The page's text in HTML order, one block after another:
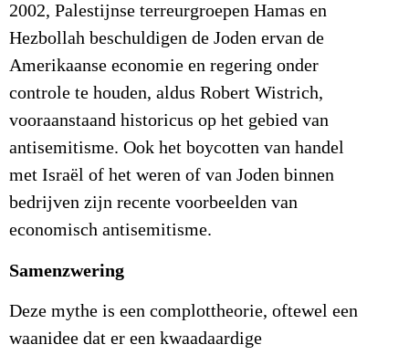
2002, Palestijnse terreurgroepen Hamas en
Hezbollah beschuldigen de Joden ervan de
Amerikaanse economie en regering onder
controle te houden, aldus Robert Wistrich,
vooraanstaand historicus op het gebied van
antisemitisme. Ook het boycotten van handel
met Israël of het weren of van Joden binnen
bedrijven zijn recente voorbeelden van
economisch antisemitisme.
Samenzwering
Deze mythe is een complottheorie, oftewel een
waanidee dat er een kwaadaardige